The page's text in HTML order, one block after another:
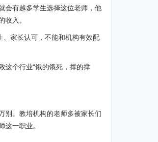
会有越多学生选择这位老师，他
收入。
、家长认可，不能和机构有效配
这个行业“饿的饿死，撑的撑
别。教培机构的老师多被家长们
这一职业。